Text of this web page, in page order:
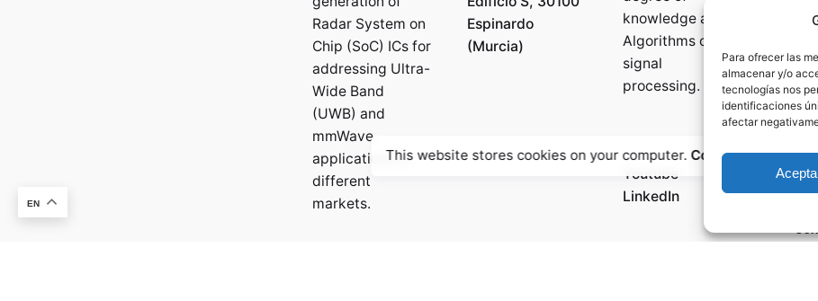
Para ofrecer las
almacenar y/o
tecnologías nos
identificaciones
afectar
Radar System on
Chip (SoC) ICs for
addressing Ultra-
Wide Band
(UWB) and
mmWave
applications in
different
markets.
Espinardo
(Murcia)
knowledge about
Algorithms or
signal
processing.
Youtube
LinkedIn
This website stores cookies on your computer. Cookie Policy
EN